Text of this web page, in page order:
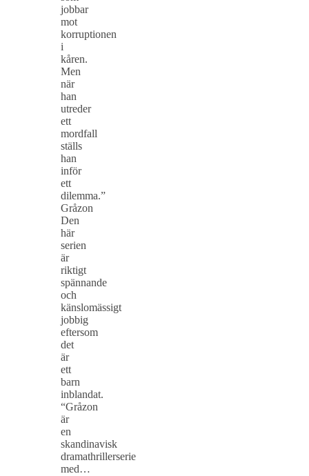
jobbar
mot
korruptionen
i
kåren.
Men
när
han
utreder
ett
mordfall
ställs
han
inför
ett
dilemma.”
Gråzon
Den
här
serien
är
riktigt
spännande
och
känslomässigt
jobbig
eftersom
det
är
ett
barn
inblandat.
“Gråzon
är
en
skandinavisk
dramathrillerserie
med…